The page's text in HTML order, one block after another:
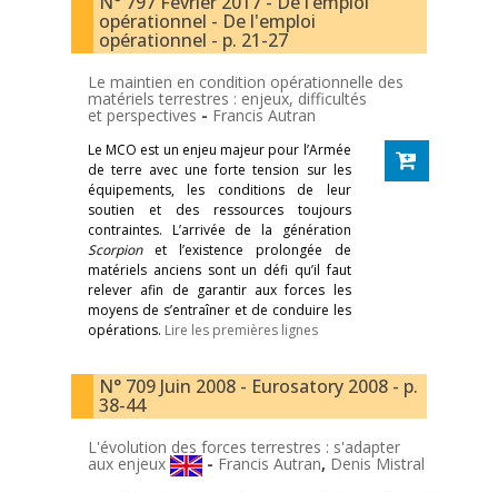
opérationnel - De l'emploi
opérationnel - p. 21-27
Le maintien en condition opérationnelle des
matériels terrestres : enjeux, difficultés
et perspectives - Francis Autran
Le MCO est un enjeu majeur pour l’Armée
de terre avec une forte tension sur les
équipements, les conditions de leur
soutien et des ressources toujours
contraintes. L’arrivée de la génération
Scorpion et l’existence prolongée de
matériels anciens sont un défi qu’il faut
relever afin de garantir aux forces les
moyens de s’entraîner et de conduire les
opérations. Lire les premières lignes
N° 709 Juin 2008 - Eurosatory 2008 - p.
38-44
L'évolution des forces terrestres : s'adapter
aux enjeux
- Francis Autran, Denis Mistral